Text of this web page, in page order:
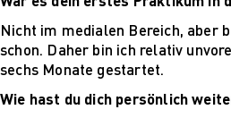
Nicht im medialen Bereich, aber
schon. Daher bin ich relativ
sechs Monate gestartet.
Wie hast du dich persönlich